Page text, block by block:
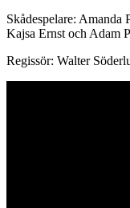
Skådespelare: Amanda
Kajsa Ernst och Adam
Regissör: Walter